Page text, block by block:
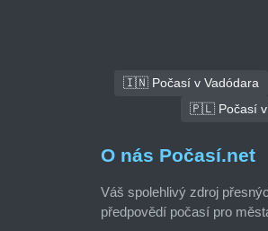
🇮🇳 Počasí v Vadódara
🇵🇱 Počasí v
O nás Počasí.net
Váš spolehlivý zdroj
předpovědí počasí pro